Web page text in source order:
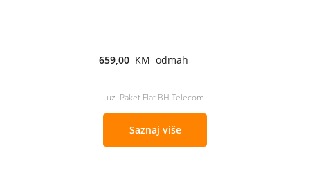
659,00 KM odmah
uz Paket Flat BH Telecom
Saznaj više